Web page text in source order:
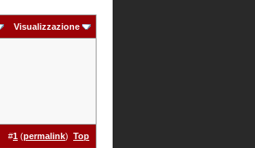
Visualizzazione
#1 (permalink) Top